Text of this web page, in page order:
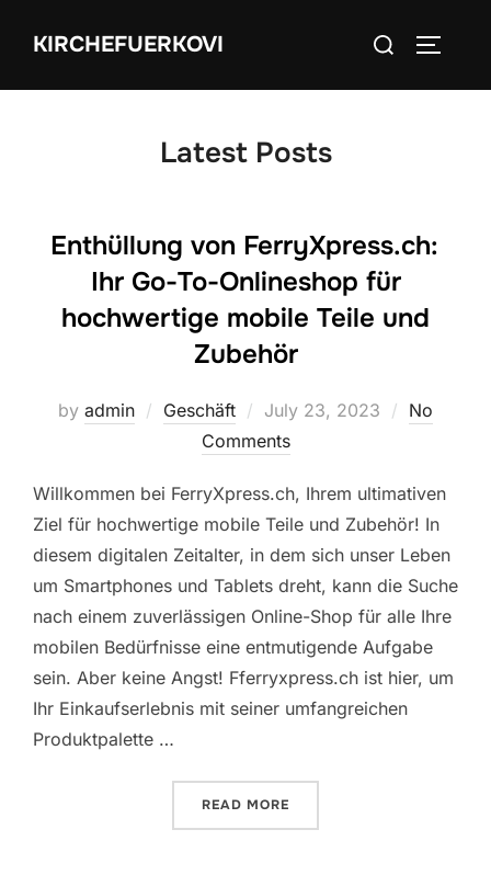
KIRCHEFUERKOVI
Search
Latest Posts
Enthüllung von FerryXpress.ch:
Ihr Go-To-Onlineshop für
hochwertige mobile Teile und
Zubehör
by admin Geschäft
Posted
on
July 23, 2023
No
Comments
Willkommen bei FerryXpress.ch, Ihrem ultimativen
Ziel für hochwertige mobile Teile und Zubehör! In
diesem digitalen Zeitalter, in dem sich unser Leben
um Smartphones und Tablets dreht, kann die Suche
nach einem zuverlässigen Online-Shop für alle Ihre
mobilen Bedürfnisse eine entmutigende Aufgabe
sein. Aber keine Angst! Fferryxpress.ch ist hier, um
Ihr Einkaufserlebnis mit seiner umfangreichen
Produktpalette …
READ MORE